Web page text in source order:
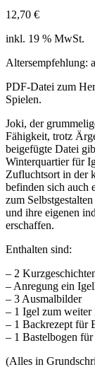
12,70 €
inkl. 19 % MwSt.
Altersempfehlung:
PDF-Datei zum
Spielen.
Joki, der
Fähigkeit, trotz
beigefügte Datei
Winterquartier für
Zufluchtsort in der
befinden sich auch
zum
und ihre eigenen
erschaffen.
Enthalten sind:
– 2
– Anregung ein
– 3 Ausmalbilder
– 1 Igel zum weiter
– 1 Backrezept für
– 1 Bastelbogen
(Alles in